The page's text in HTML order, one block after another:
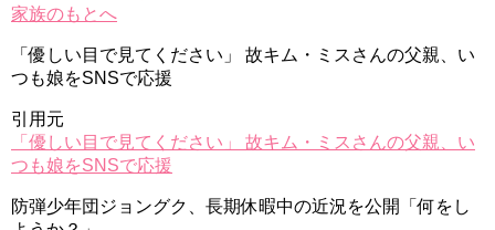
家族のもとへ
「優しい目で見てください」 故キム・ミスさんの父親、い
つも娘をSNSで応援
引用元
「優しい目で見てください」 故キム・ミスさんの父親、い
つも娘をSNSで応援
防弾少年団ジョングク、長期休暇中の近況を公開「何をし